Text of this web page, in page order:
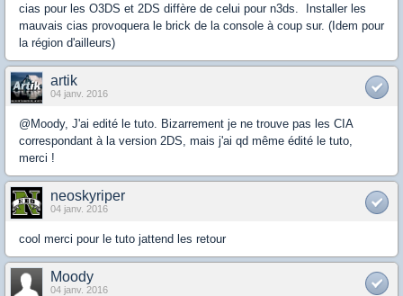
cias pour les O3DS et 2DS diffère de celui pour n3ds. Installer les
mauvais cias provoquera le brick de la console à coup sur. (Idem pour
la région d'ailleurs)
artik
04 janv. 2016
@Moody, J'ai edité le tuto. Bizarrement je ne trouve pas les CIA
correspondant à la version 2DS, mais j'ai qd même édité le tuto,
merci !
neoskyriper
04 janv. 2016
cool merci pour le tuto jattend les retour
Moody
04 janv. 2016